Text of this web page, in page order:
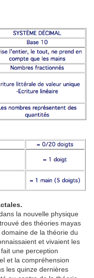
la nouvelle physique
des théories mayas
de la théorie du
et vivaient les
une perception
et la compréhension
les quinze dernières